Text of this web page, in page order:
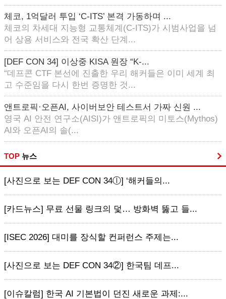
체코, 1억달러 투입 ‘C-ITS’ 본격 가동하며 ...
체코의 차세대 지능형 교통체계(C-ITS)가 시범사업을 넘
어 상용 서비스와 전국 확산 단계...
[DEF CON 34] 이상중 KISA 원장 “K-...
“데프콘 CTF 본선에 진출한 우리 해커들은 이미 세계 최
고 수준임을 다시 한번 증명한 것...
앤트로픽·오픈AI, 사이버보안 테스트서 가짜 신원 ...
영국 AI 안전 연구소(AISI)가 앤트로픽의 미토스(Mythos)
AI와 오픈AI의 솔(...
TOP 뉴스
[사진으로 보는 DEF CON 34ⓛ] ‘해커들의...
[카드뉴스] 무료 선물 링크의 덫… 방화벽 뚫고 들...
[ISEC 2026] 대미를 장식할 컨퍼런스 주제는...
[사진으로 보는 DEF CON 34②] 한국팀 데프...
[이슈칼럼] 한국 AI 기본법이 던진 새로운 과제:...